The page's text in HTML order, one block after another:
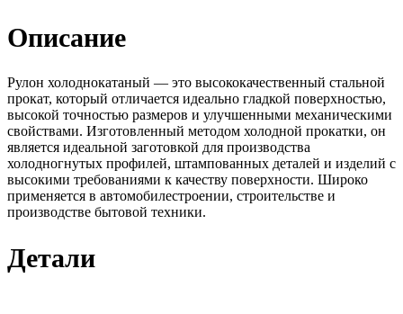
Описание
Рулон холоднокатаный — это высококачественный стальной
прокат, который отличается идеально гладкой поверхностью,
высокой точностью размеров и улучшенными механическими
свойствами. Изготовленный методом холодной прокатки, он
является идеальной заготовкой для производства
холодногнутых профилей, штампованных деталей и изделий с
высокими требованиями к качеству поверхности. Широко
применяется в автомобилестроении, строительстве и
производстве бытовой техники.
Детали